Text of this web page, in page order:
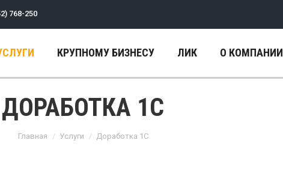
768-250
КРУПНОМУ БИЗНЕСУ ЛИК О КОМПАНИИ
ДОРАБОТКА 1С
Вы здесь:
Главная Услуги Доработка 1С